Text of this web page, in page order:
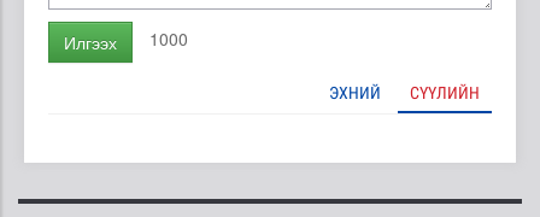
Илгээх 1000
ЭХНИЙ СҮҮЛИЙН